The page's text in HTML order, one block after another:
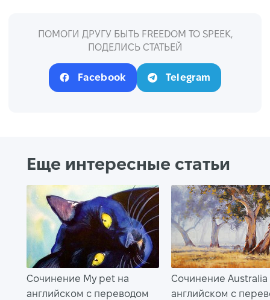
ПОМОГИ ДРУГУ БЫТЬ FREEDOM TO SPEEK,
ПОДЕЛИСЬ СТАТЬЕЙ
Facebook Telegram
Еще интересные статьи
Сочинение My pet на
английском с переводом
Сочинение Australia
английском с